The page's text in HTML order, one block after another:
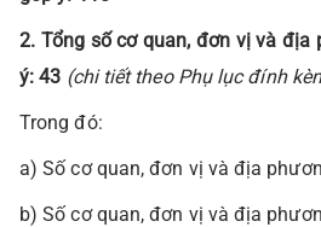
2. Tổng số cơ quan, đơn vị và địa
ý: 43 (chi tiết theo Phụ lục đính
Trong đó:
a) Số cơ quan, đơn vị và địa
b) Số cơ quan, đơn vị và địa